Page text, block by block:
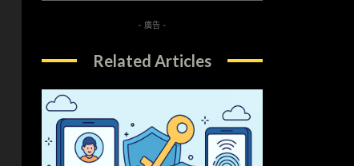
- 廣告 -
Related Articles